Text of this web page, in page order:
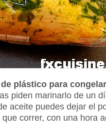
plástico para
piden marinarlo de un
aceite puedes dejar el
correr, con una hora